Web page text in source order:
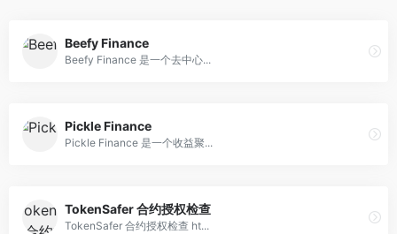
Beefy Finance
Beefy Finance 是一个去中心...
Pickle Finance
Pickle Finance 是一个收益聚...
TokenSafer 合约授权检查
TokenSafer 合约授权检查 ht...